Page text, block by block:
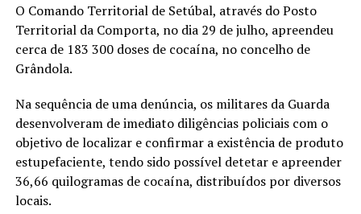
O Comando Territorial de Setúbal, através do Posto
Territorial da Comporta, no dia 29 de julho, apreendeu
cerca de 183 300 doses de cocaína, no concelho de
Grândola.
Na sequência de uma denúncia, os militares da Guarda
desenvolveram de imediato diligências policiais com o
objetivo de localizar e confirmar a existência de produto
estupefaciente, tendo sido possível detetar e apreender
36,66 quilogramas de cocaína, distribuídos por diversos
locais.